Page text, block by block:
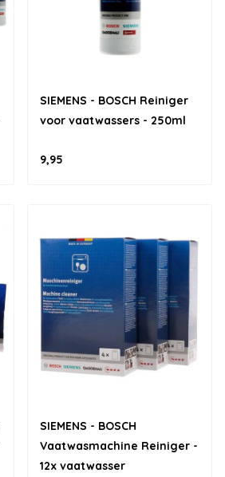
SIEMENS - BOSCH Reiniger
voor vaatwassers - 250ml
9,95
SIEMENS - BOSCH
Vaatwasmachine Reiniger -
12x vaatwasser